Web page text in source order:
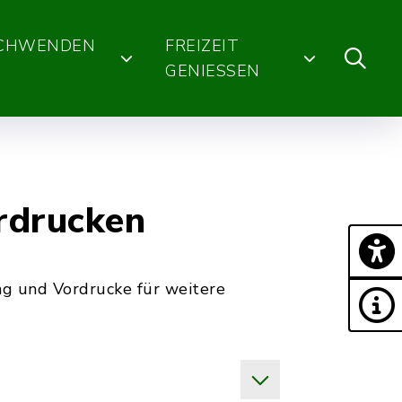
FREIZEIT
GENIESSEN
und Vordrucke für weitere